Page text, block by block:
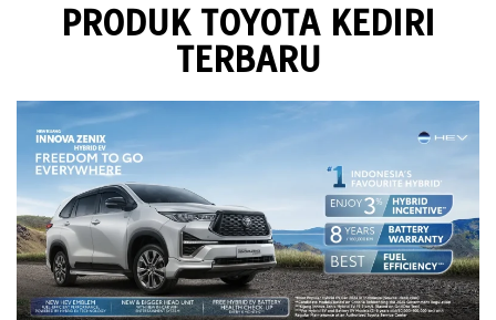
PRODUK TOYOTA KEDIRI
TERBARU